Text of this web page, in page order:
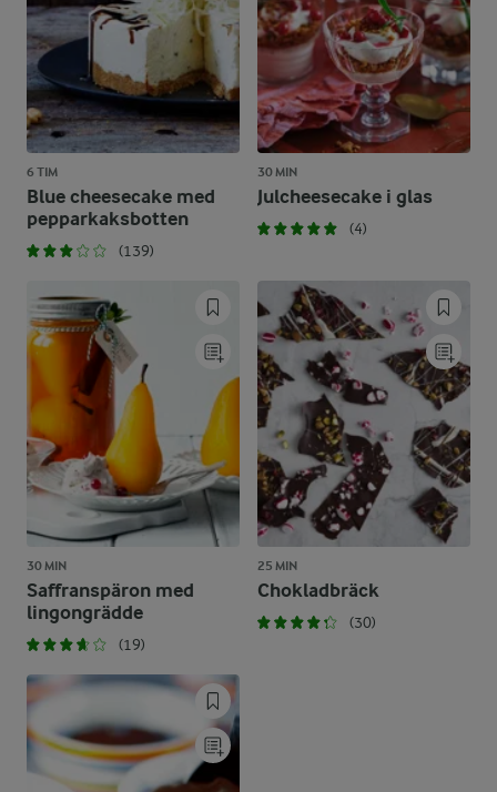
6 TIM
Blue cheesecake med
pepparkaksbotten
(139)
30 MIN
Julcheesecake i glas
(4)
30 MIN
Saffranspäron med
lingongrädde
(19)
25 MIN
Chokladbräck
(30)